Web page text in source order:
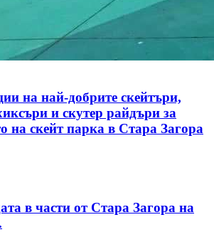
на най-добрите скейтъри,
и скутер райдъри за
на скейт парка в Стара Загора
в части от Стара Загора на